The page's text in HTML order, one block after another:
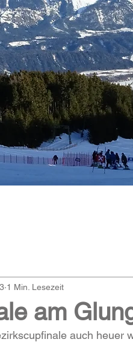
am
1 Min. Lesezeit
auch heuer